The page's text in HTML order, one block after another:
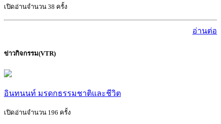
เปิดอ่านจำนวน 38 ครั้ง
อ่านต่อ
ข่าวกิจกรรม(VTR)
อินทนนท์ มรดกธรรมชาติและชีวิต
เปิดอ่านจำนวน 196 ครั้ง